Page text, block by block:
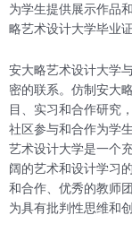
为学生提供展示作品
略艺术设计大学毕业证
安大略艺术设计大学
密的联系。仿制安大
目、实习和合作研究
社区参与和合作为学
艺术设计大学是一个
阔的艺术和设计学习
和合作、优秀的教师
为具有批判性思维和